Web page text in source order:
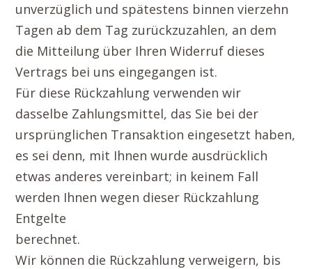
unverzüglich und spätestens binnen vierzehn
Tagen ab dem Tag zurückzuzahlen, an dem
die Mitteilung über Ihren Widerruf dieses
Vertrags bei uns eingegangen ist.
Für diese Rückzahlung verwenden wir
dasselbe Zahlungsmittel, das Sie bei der
ursprünglichen Transaktion eingesetzt haben,
es sei denn, mit Ihnen wurde ausdrücklich
etwas anderes vereinbart; in keinem Fall
werden Ihnen wegen dieser Rückzahlung
Entgelte
berechnet.
Wir können die Rückzahlung verweigern, bis